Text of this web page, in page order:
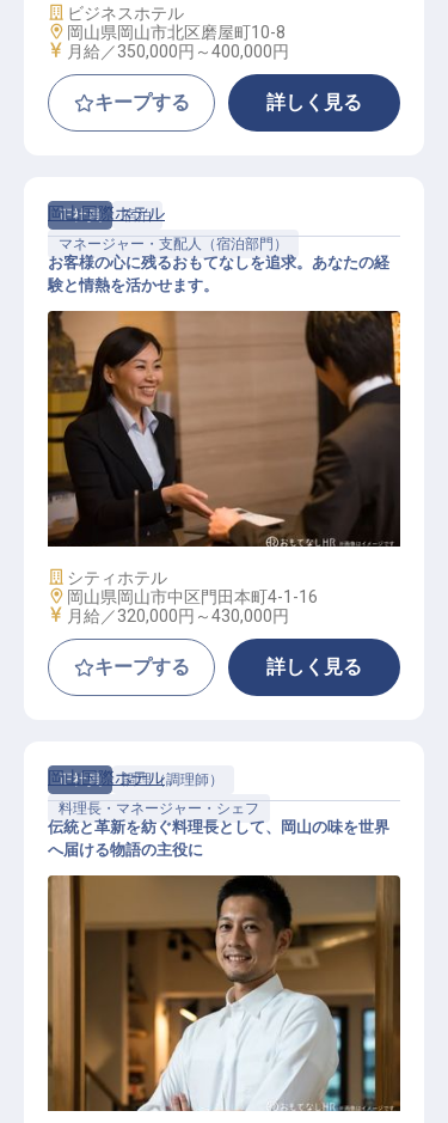
施設業態
ビジネスホテル
勤務地
岡山県岡山市北区磨屋町10-8
給与
月給／350,000円～400,000円
キープする 詳しく見る
正社員
宿泊
マネージャー・支配人（宿泊部門）
宿泊部支配人
岡山国際ホテル
お客様の心に残るおもてなしを追求。あなたの経
験と情熱を活かせます。
施設業態
シティホテル
勤務地
岡山県岡山市中区門田本町4-1-16
給与
月給／320,000円～430,000円
キープする 詳しく見る
正社員
調理（調理師）
料理長・マネージャー・シェフ
料理長・料理長候補
岡山国際ホテル
伝統と革新を紡ぐ料理長として、岡山の味を世界
へ届ける物語の主役に